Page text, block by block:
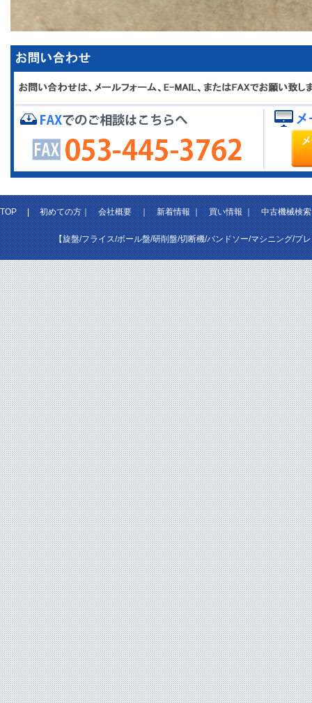
TOP|初めての方｜会社概要｜新着情報｜買い情報｜中古機械検索
【旋盤/フライス/ボール盤/研削盤/切断機/バンドソー/マシニング/プ